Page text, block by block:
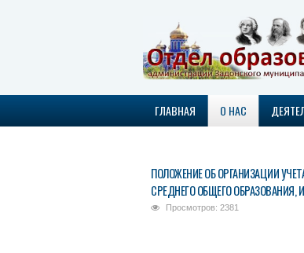
ГЛАВНАЯ О НАС
ПОЛОЖЕНИЕ ОБ ОРГАНИЗАЦИИ
СРЕДНЕГО ОБЩЕГО
Просмотров: 2381